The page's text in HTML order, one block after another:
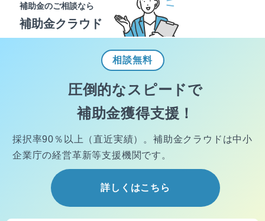
補助金のご相談なら
補助金クラウド
相談無料
圧倒的なスピードで
補助金獲得支援！
採択率90％以上（直近実績）。 補助金クラウドは中小
企業庁の経営革新等支援機関です。
詳しくはこちら